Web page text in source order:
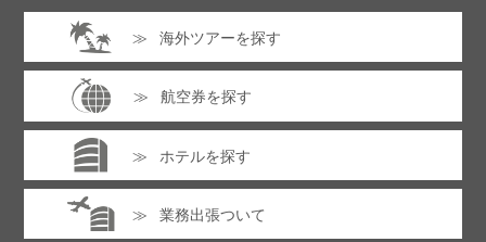
海外ツアーを探す
航空券を探す
ホテルを探す
業務出張ついて